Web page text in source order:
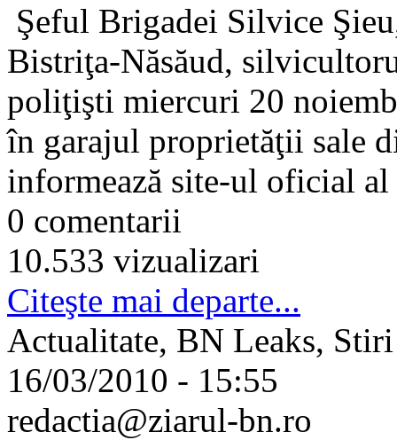
Şeful Brigadei Silvice
Bistriţa-Năsăud,
poliţişti miercuri 20
în garajul proprietăţii sale
informează site-ul oficial
0 comentarii
10.533 vizualizari
Citeşte mai departe...
Actualitate, BN Leaks, Stiri
16/03/2010 - 15:55
redactia@ziarul-bn.ro